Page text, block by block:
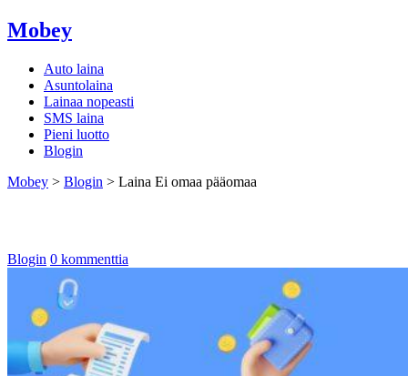
Mobey
Auto laina
Asuntolaina
Lainaa nopeasti
SMS laina
Pieni luotto
Blogin
Mobey > Blogin > Laina Ei omaa pääomaa
Blogin 0 kommenttia